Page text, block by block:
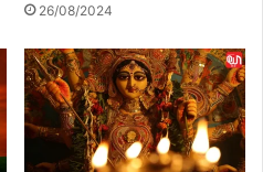
26/08/2024